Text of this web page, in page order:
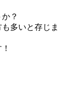
？
多いと存じま